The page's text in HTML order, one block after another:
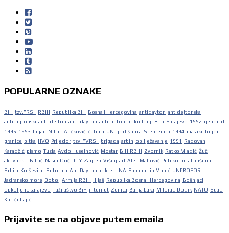
POPULARNE OZNAKE
BiH tzv."RS" RBiH Republika BiH Bosna i Hercegovina antidayton antidejtonska
antidejtonski anti-dejton anti-dayton antidejton pokret agresija Sarajevo 1992 genocid
1995 1993 ljiljan Nihad Aličković četnici UN godišnjica Srebrenica 1994 masakr logor
granice bitka HVO Prijedor tzv. "VRS" brigada arbih obilježavanje 1991
Radovan
Karadžić pismo Tuzla Avdo Huseinović Mostar BiH.RBiH Zvornik Ratko Mladić Žuč
aktivnosti Bihać Naser Orić ICTY Zagreb Višegrad Alen Mahović Peti korpus hapšenje
Srbija Kruševice Sutorina AntiDayton pokret JNA Sabahudin Muhić UNPROFOR
Jadransko more Doboj Armija RBiH Ilijaš Republika Bosna i Hercegovina Bošnjaci
opkoljeno sarajevo Tužilaštvo BiH internet Zenica Banja Luka Milorad Dodik NATO Suad
Kurtćehajić
Prijavite se na objave putem emaila